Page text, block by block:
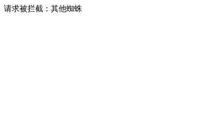
请求被拦截：其他蜘蛛